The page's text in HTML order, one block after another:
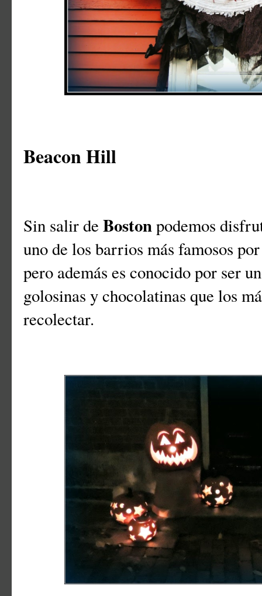
Beacon Hill
Sin salir de Bostonpodemos
uno de los barrios más famosos
pero además es conocido por ser
golosinas y chocolatinas que los
recolectar.